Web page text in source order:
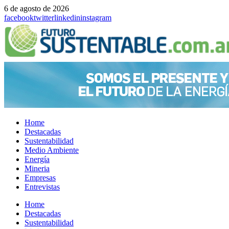
6 de agosto de 2026
facebooktwitterlinkedininstagram
Home
Destacadas
Sustentabilidad
Medio Ambiente
Energía
Mineria
Empresas
Entrevistas
Menu
Home
Destacadas
Sustentabilidad